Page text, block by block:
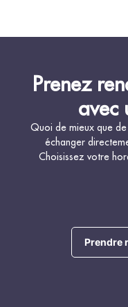
Prenez
avec
Quoi de mieux que
échanger
Choisissez votre
Prendre